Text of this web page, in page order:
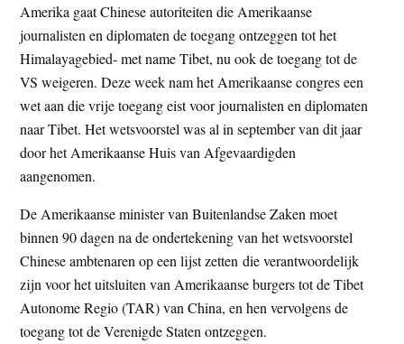
t
e
e
s
i
t
e
Amerika gaat Chinese autoriteiten die Amerikaanse
journalisten en diplomaten de toegang ontzeggen tot het
Himalayagebied- met name Tibet, nu ook de toegang tot de
VS weigeren. Deze week nam het Amerikaanse congres een
wet aan die vrije toegang eist voor journalisten en diplomaten
naar Tibet. Het wetsvoorstel was al in september van dit jaar
door het Amerikaanse Huis van Afgevaardigden
aangenomen.
De Amerikaanse minister van Buitenlandse Zaken moet
binnen 90 dagen na de ondertekening van het wetsvoorstel
Chinese ambtenaren op een lijst zetten die verantwoordelijk
zijn voor het uitsluiten van Amerikaanse burgers tot de Tibet
Autonome Regio (TAR) van China, en hen vervolgens de
toegang tot de Verenigde Staten ontzeggen.